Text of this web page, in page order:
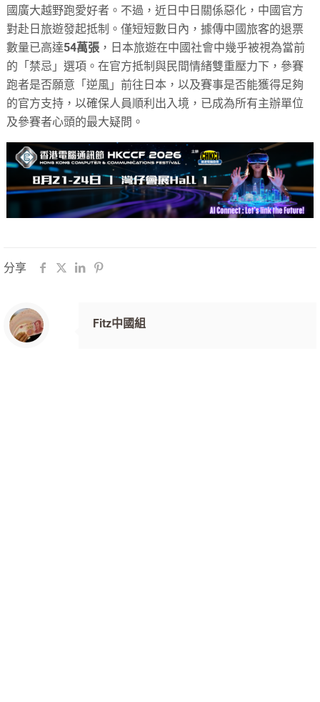
國廣大越野跑愛好者。不過，近日中日關係惡化，中國官方
對赴日旅遊發起抵制。僅短短數日內，據傳中國旅客的退票
數量已高達54萬張 ，日本旅遊在中國社會中幾乎被視為當前
的「禁忌」選項。在官方抵制與民間情緒雙重壓力下，參賽
跑者是否願意「逆風」前往日本，以及賽事是否能獲得足夠
的官方支持，以確保人員順利出入境，已成為所有主辦單位
及參賽者心頭的最大疑問。
分享
Fitz中國組